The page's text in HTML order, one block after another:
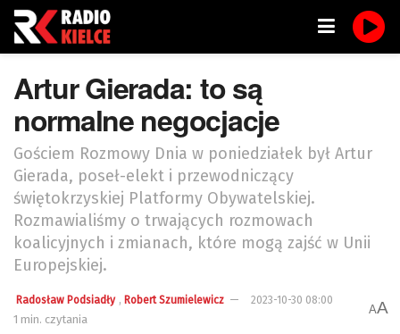
Artur Gierada: to są
normalne negocjacje
Gościem Rozmowy Dnia w poniedziałek był Artur
Gierada, poseł-elekt i przewodniczący
świętokrzyskiej Platformy Obywatelskiej.
Rozmawialiśmy o trwających rozmowach
koalicyjnych i zmianach, które mogą zajść w Unii
Europejskiej.
Radosław Podsiadły , Robert Szumielewicz 2023-10-30 08:00
1 min. czytania
AA